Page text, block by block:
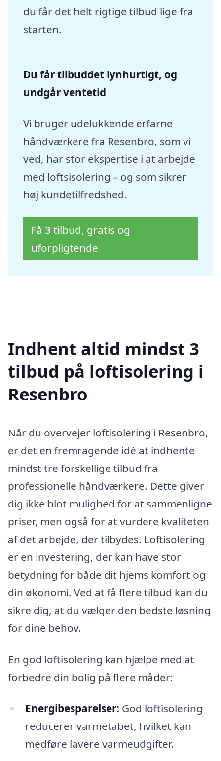
du får det helt rigtige tilbud lige fra
starten.
Du får tilbuddet lynhurtigt, og
undgår ventetid
Vi bruger udelukkende erfarne
håndværkere fra Resenbro, som vi
ved, har stor ekspertise i at arbejde
med loftsisolering – og som sikrer
høj kundetilfredshed.
Få 3 tilbud, gratis og
uforpligtende
Indhent altid mindst 3
tilbud på loftisolering i
Resenbro
Når du overvejer loftisolering i Resenbro,
er det en fremragende idé at indhente
mindst tre forskellige tilbud fra
professionelle håndværkere. Dette giver
dig ikke blot mulighed for at sammenligne
priser, men også for at vurdere kvaliteten
af det arbejde, der tilbydes. Loftisolering
er en investering, der kan have stor
betydning for både dit hjems komfort og
din økonomi. Ved at få flere tilbud kan du
sikre dig, at du vælger den bedste løsning
for dine behov.
En god loftisolering kan hjælpe med at
forbedre din bolig på flere måder:
Energibesparelser: God loftisolering
reducerer varmetabet, hvilket kan
medføre lavere varmeudgifter.